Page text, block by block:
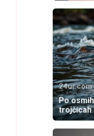
24ur.com
Po
trojčicah